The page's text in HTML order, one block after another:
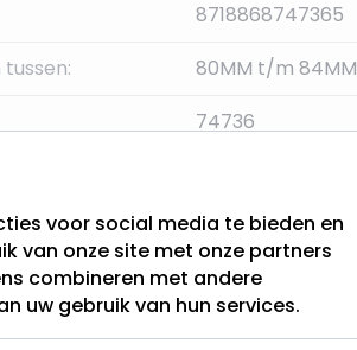
8718868747365
80MM t/m 84MM
74736
2 jaar
50mm, Philips HUE
RTM Lighting
voor social media te bieden en
van onze site met onze partners
combineren met andere
uw gebruik van hun services.